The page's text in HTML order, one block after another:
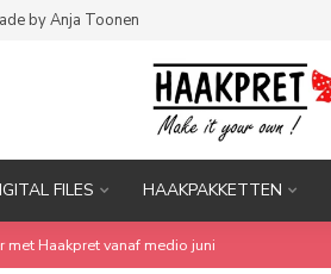
by Anja Toonen
FILES HAAKPAKKETTEN
met Haakpret vanaf medio juni